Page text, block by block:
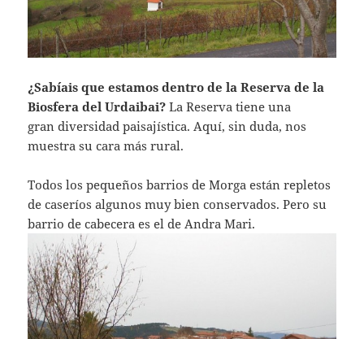
¿Sabíais que estamos dentro de la Reserva de la
Biosfera del Urdaibai? La Reserva tiene una
gran diversidad paisajística. Aquí, sin duda, nos
muestra su cara más rural.
Todos los pequeños barrios de Morga están repletos
de caseríos algunos muy bien conservados. Pero su
barrio de cabecera es el de Andra Mari.